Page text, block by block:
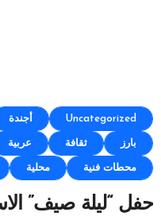
Uncategorized أجندة
بارز ثقافة عربية
محطات فنية محلية
حفل “ليلة صيف”